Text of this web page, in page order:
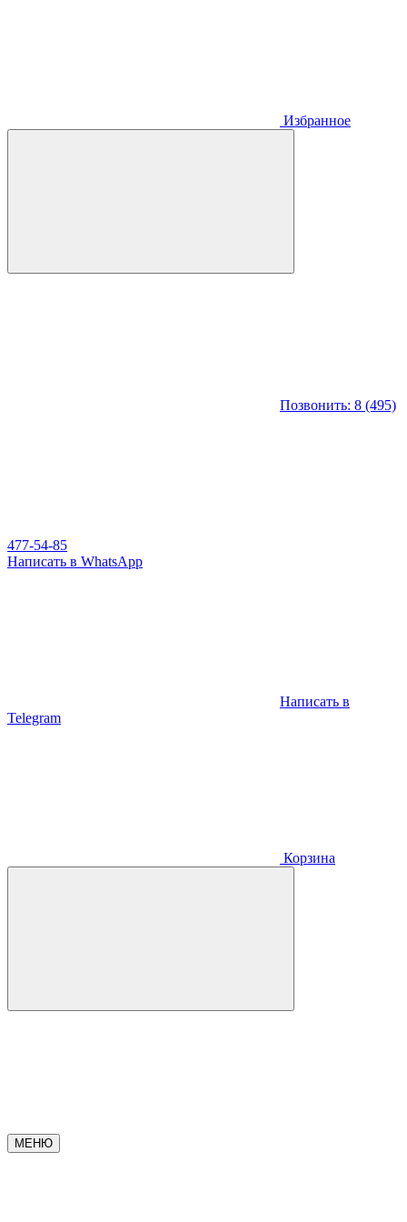
Избранное
Позвонить: 8 (495)
477-54-85
Написать в WhatsApp
Написать в
Telegram
Корзина
МЕНЮ